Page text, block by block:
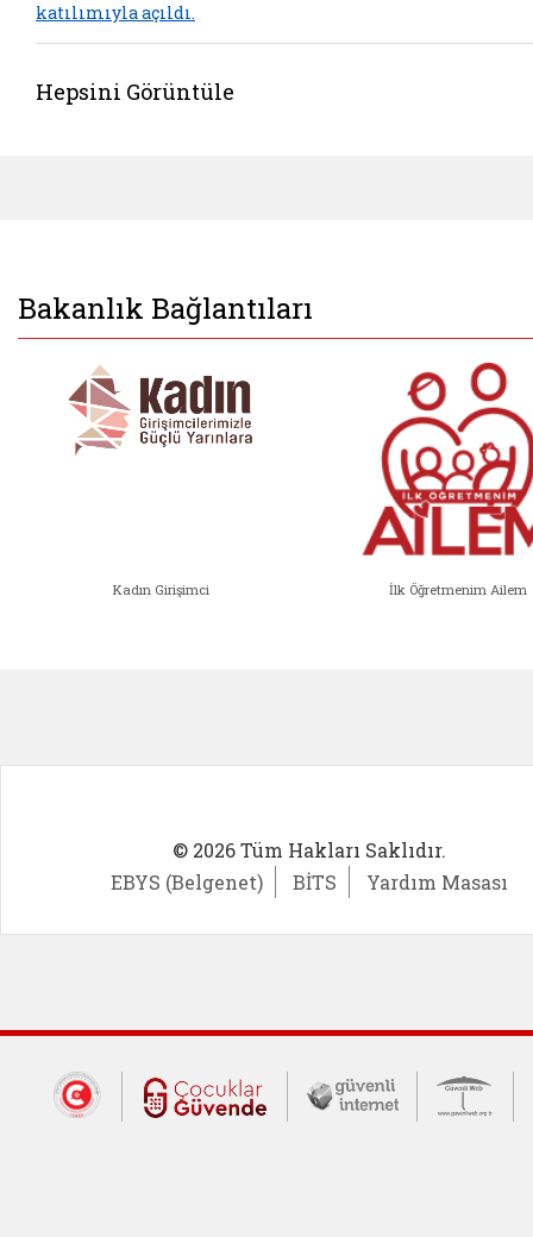
katılımıyla açıldı.
Hepsini Görüntüle
Bakanlık Bağlantıları
Kadın Girişimci İlk Öğretmenim Ailem
© 2026 Tüm Hakları Saklıdır.
EBYS (Belgenet)
BİTS Yardım Masası
Dış Bağlantılar
Cumhurbaşkanlığı İletişim Merkezi
Çocuklar Güvende (yeni
Güvenli